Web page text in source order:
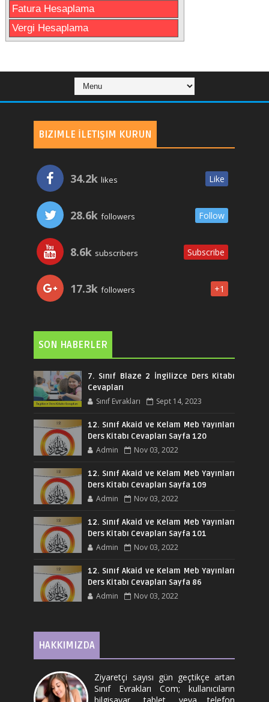
Fatura Hesaplama
Vergi Hesaplama
BIZIMLE İLETIŞIM KURUN
34.2k likes Like
28.6k followers Follow
8.6k subscribers Subscribe
17.3k followers +1
SON HABERLER
7. Sınıf Blaze 2 İngilizce Ders Kitabı
Cevapları
Sınıf Evrakları Sept 14, 2023
12. Sınıf Akaid ve Kelam Meb Yayınları
Ders Kitabı Cevapları Sayfa 120
Admin Nov 03, 2022
12. Sınıf Akaid ve Kelam Meb Yayınları
Ders Kitabı Cevapları Sayfa 109
Admin Nov 03, 2022
12. Sınıf Akaid ve Kelam Meb Yayınları
Ders Kitabı Cevapları Sayfa 101
Admin Nov 03, 2022
12. Sınıf Akaid ve Kelam Meb Yayınları
Ders Kitabı Cevapları Sayfa 86
Admin Nov 03, 2022
HAKKIMIZDA
Ziyaretçi sayısı gün geçtikçe artan
Sınıf Evrakları Com; kullanıcıların